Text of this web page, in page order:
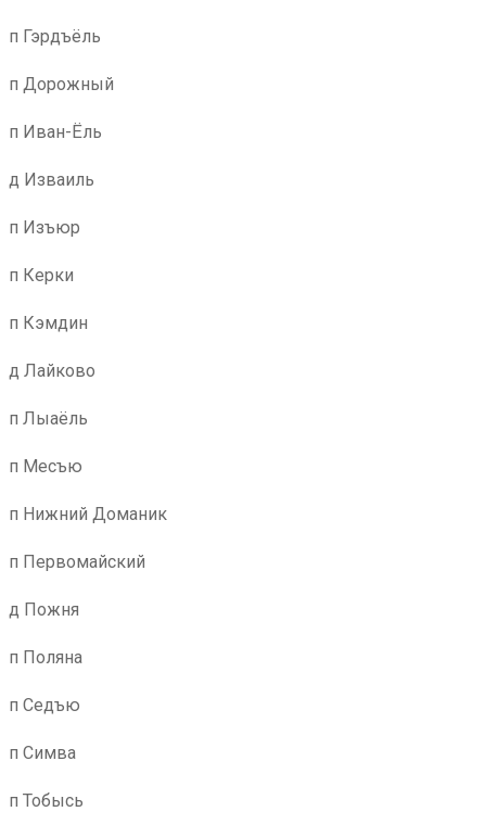
п Гэрдъёль
п Дорожный
п Иван-Ёль
д Изваиль
п Изъюр
п Керки
п Кэмдин
д Лайково
п Лыаёль
п Месъю
п Нижний Доманик
п Первомайский
д Пожня
п Поляна
п Седъю
п Симва
п Тобысь